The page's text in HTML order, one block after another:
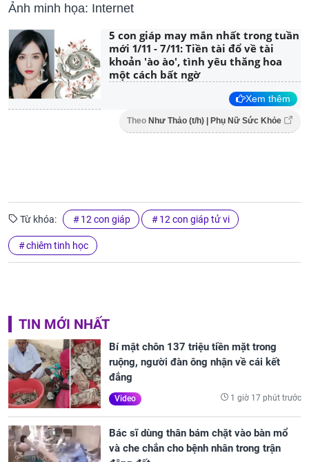
Ảnh minh họa: Internet
5 con giáp may mắn nhất trong tuần
mới 1/11 - 7/11: Tiền tài đổ về tài
khoản 'ào ào', tình yêu thăng hoa
một cách bất ngờ
Xem thêm
Theo Như Thảo (t/h) | Phụ Nữ Sức Khỏe
Từ khóa: 12 con giáp 12 con giáp tử vi
chiêm tinh học
TIN MỚI NHẤT
Bí mật chôn 137 triệu tiền mặt trong
ruộng, người đàn ông nhận về cái kết
đắng
Video 1 giờ 17 phút trước
Bác sĩ dùng thân bám chặt vào bàn mổ
và che chắn cho bệnh nhân trong trận